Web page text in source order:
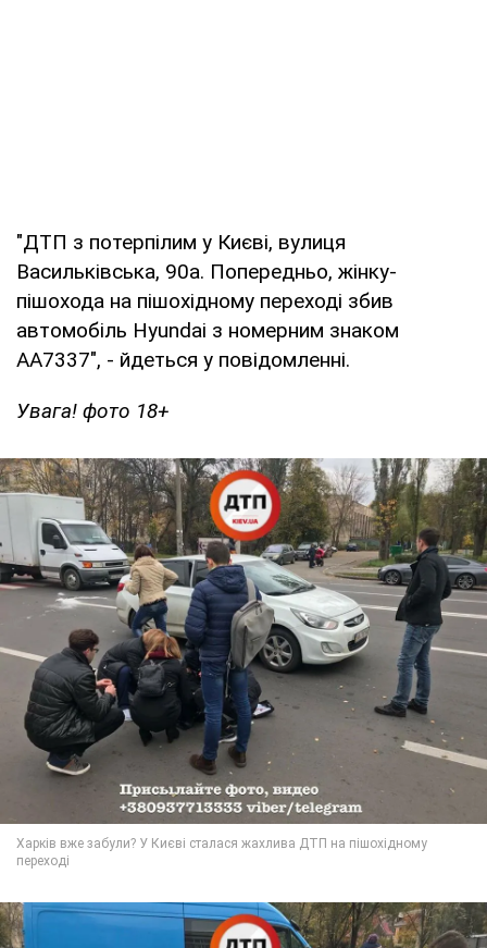
"ДТП з потерпілим у Києві, вулиця
Васильківська, 90а. Попередньо, жінку-
пішохода на пішохідному переході збив
автомобіль Hyundai з номерним знаком
АА7337", - йдеться у повідомленні.
Увага! фото 18+